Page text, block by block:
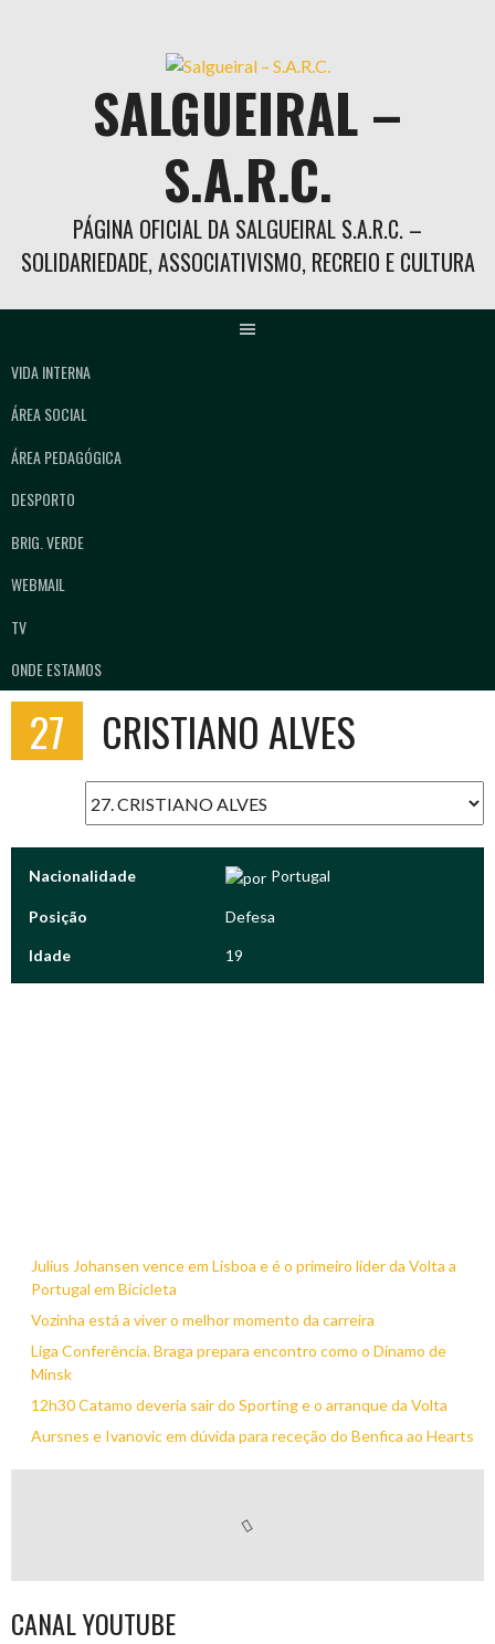
SALGUEIRAL –
S.A.R.C.
PÁGINA OFICIAL DA SALGUEIRAL S.A.R.C. –
SOLIDARIEDADE, ASSOCIATIVISMO, RECREIO E CULTURA
VIDA INTERNA
ÁREA SOCIAL
ÁREA PEDAGÓGICA
DESPORTO
BRIG. VERDE
WEBMAIL
TV
ONDE ESTAMOS
27 CRISTIANO ALVES
Nacionalidade Portugal
Posição Defesa
Idade 19
Julius Johansen vence em Lisboa e é o primeiro líder da Volta a
Portugal em Bicicleta
Vozinha está a viver o melhor momento da carreira
Liga Conferência. Braga prepara encontro como o Dínamo de
Minsk
12h30 Catamo deveria sair do Sporting e o arranque da Volta
Aursnes e Ivanovic em dúvida para receção do Benfica ao Hearts
CANAL YOUTUBE